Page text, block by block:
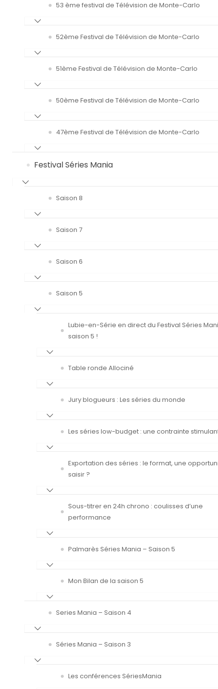
53 ème festival de Télévision de Monte-Carlo
52ème Festival de Télévision de Monte-Carlo
51ème Festival de Télévision de Monte-Carlo
50ème Festival de Télévision de Monte-Carlo
47ème Festival de Télévision de Monte-Carlo
Festival Séries Mania
Saison 8
Saison 7
Saison 6
Saison 5
Lubie-en-Série en direct du Festival Séries
saison 5 !
Table ronde Allociné
Jury blogueurs : Les séries du monde
Les séries low-budget : une contrainte
Exportation des séries : le format, une
saisir ?
Sous-titrer en 24h chrono : coulisses d’une
performance
Palmarès Séries Mania – Saison 5
Mon Bilan de la saison 5
Series Mania – Saison 4
Séries Mania – Saison 3
Les conférences SériesMania